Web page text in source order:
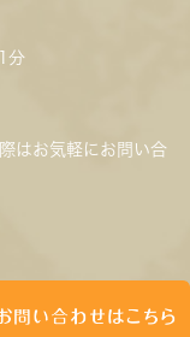
分
はお気軽にお問い合